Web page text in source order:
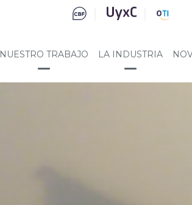
NUESTRO TRABAJO LA INDUSTRIA